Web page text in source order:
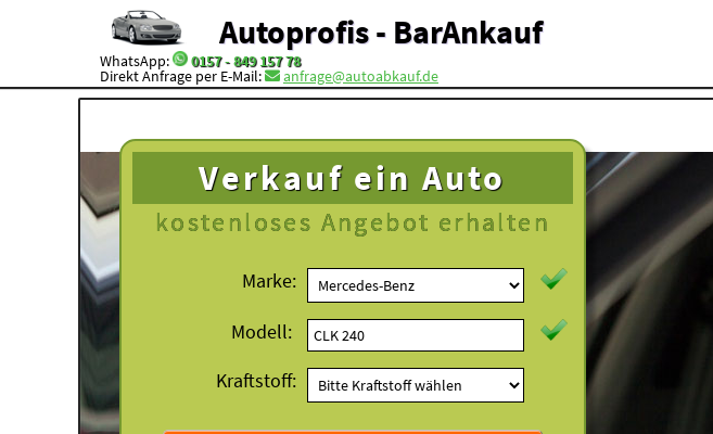
Autoprofis - BarAnkauf
WhatsApp: 0157 - 849 157 78
Direkt Anfrage per E-Mail: anfrage@autoabkauf.de
Verkauf ein Auto
kostenloses Angebot erhalten
Marke:
Modell:
Kraftstoff: